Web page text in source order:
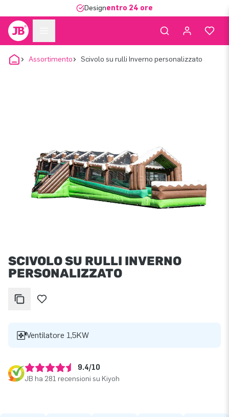
Designentro 24 ore
Assortimento Scivolo su rulli Inverno personalizzato
SCIVOLO SU RULLI INVERNO
PERSONALIZZATO
Ventilatore 1,5KW
9.4/10
JB ha 281 recensioni su Kiyoh